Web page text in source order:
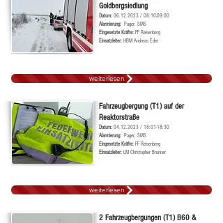
Goldbergsiedlung
Datum: 06.12.2023 / 08:10-09:00
Alarmierung: Pager, SMS
Eingesetzte Kräfte: FF Reisenberg
Einsatzleiter: HBM Andreas Eder
weiterlesen
Fahrzeugbergung (T1) auf der
Reaktorstraße
Datum: 04.12.2023 / 18:01-18:30
Alarmierung: Pager, SMS
Eingesetzte Kräfte: FF Reisenberg
Einsatzleiter: LM Christopher Brunner
weiterlesen
2 Fahrzeugbergungen (T1) B60 &